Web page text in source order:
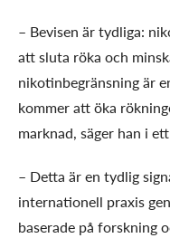
– Bevisen är tydliga:
att sluta röka och
nikotinbegränsning är
kommer att öka
marknad, säger han i
– Detta är en tydlig
internationell praxis
baserade på forskning